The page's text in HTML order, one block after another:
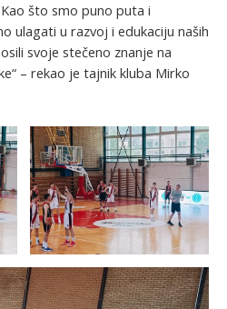
što smo puno puta i
ulagati u razvoj i edukaciju naših
svoje stečeno znanje na
– rekao je tajnik kluba Mirko